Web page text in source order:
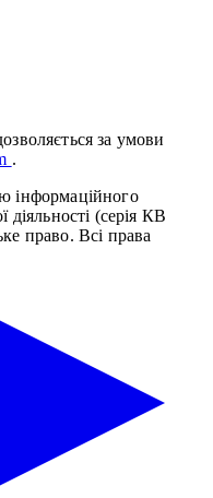
за умови
.
інформаційного
діяльності (серія КВ
право. Всі права